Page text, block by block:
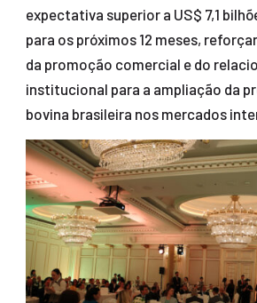
expectativa superior a US$ 7,1
para os próximos 12 meses,
da promoção comercial e do
institucional para a ampliação da
bovina brasileira nos mercados